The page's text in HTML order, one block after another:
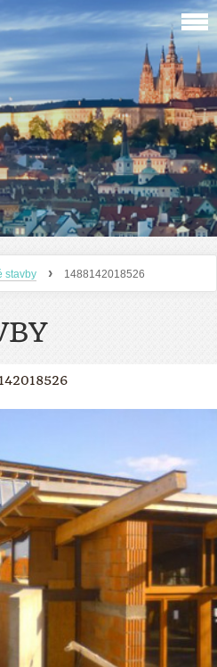
stavby › 1488142018526